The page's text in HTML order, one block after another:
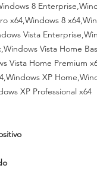
8
x64,Windows 8
Vista
Vista Home
Vista Home Premium
XP
XP Professional x64